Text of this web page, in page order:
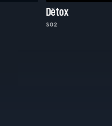
Détox
S02